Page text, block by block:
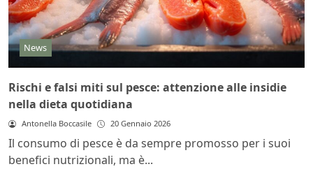
News
Rischi e falsi miti sul pesce: attenzione alle insidie
nella dieta quotidiana
Antonella Boccasile 20 Gennaio 2026
Il consumo di pesce è da sempre promosso per i suoi
benefici nutrizionali, ma è...